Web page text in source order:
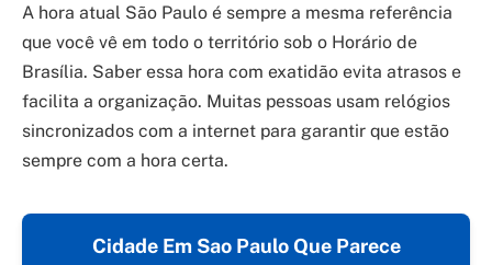
A hora atual São Paulo é sempre a mesma referência
que você vê em todo o território sob o Horário de
Brasília. Saber essa hora com exatidão evita atrasos e
facilita a organização. Muitas pessoas usam relógios
sincronizados com a internet para garantir que estão
sempre com a hora certa.
Cidade Em Sao Paulo Que Parece